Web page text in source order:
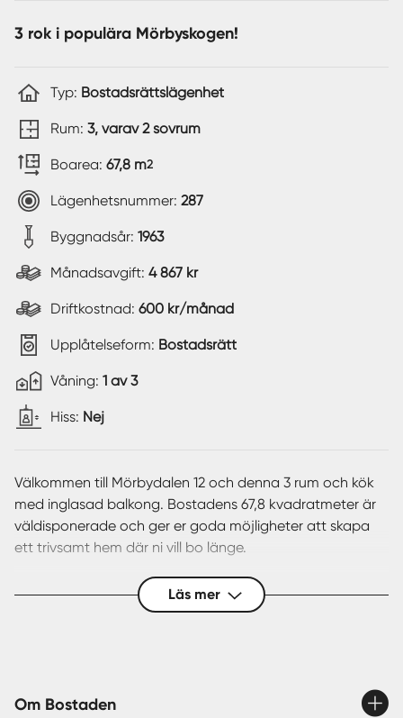
3 rok i populära Mörbyskogen!
Typ: Bostadsrättslägenhet
Rum: 3, varav 2 sovrum
Boarea: 67,8 m2
Lägenhetsnummer: 287
Byggnadsår: 1963
Månadsavgift: 4 867 kr
Driftkostnad: 600 kr/månad
Upplåtelseform: Bostadsrätt
Våning: 1 av 3
Hiss: Nej
Välkommen till Mörbydalen 12 och denna 3 rum och kök
med inglasad balkong. Bostadens 67,8 kvadratmeter är
väldisponerade och ger er goda möjligheter att skapa
ett trivsamt hem där ni vill bo länge.
Den här lägenheten är välplanerad och omges av
mycket ljus från fönsterpartierna i olika väderstreck.
erbjuder många soltimmar där man kan avnjuta en kopp
Läs mer
Om Bostaden